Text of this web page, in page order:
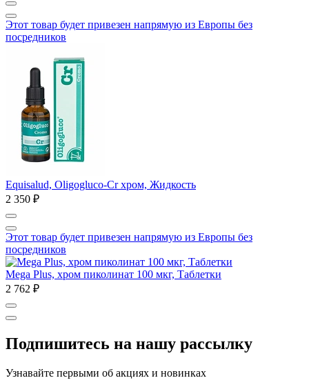
Этот товар будет привезен напрямую из Европы без
посредников
Equisalud, Oligogluco-Cr хром, Жидкость
2 350 ₽
Этот товар будет привезен напрямую из Европы без
посредников
Mega Plus, хром пиколинат 100 мкг, Таблетки
2 762 ₽
Подпишитесь на нашу рассылку
Узнавайте первыми об акциях и новинках